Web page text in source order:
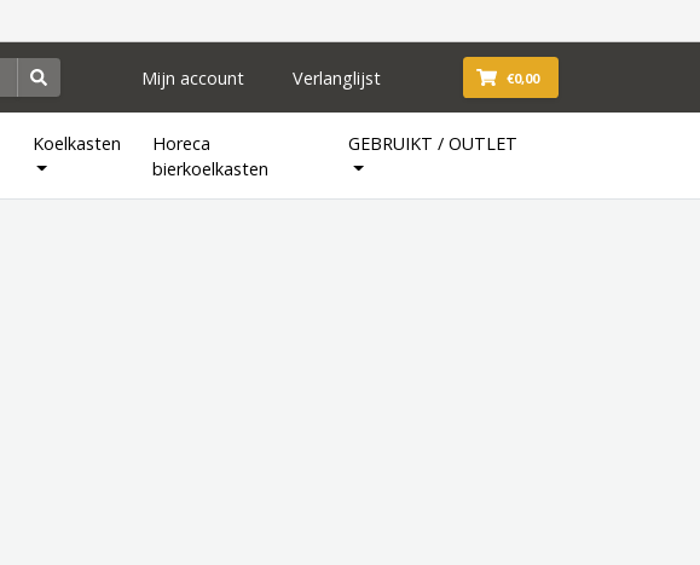
Mijn account Verlanglijst €0,00
Koelkasten
Horeca
bierkoelkasten
GEBRUIKT / OUTLET